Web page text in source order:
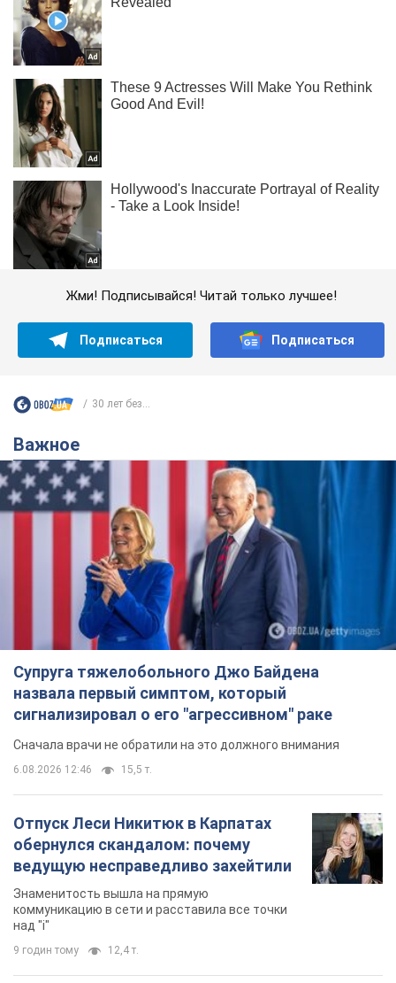
Жми! Подписывайся! Читай только лучшее!
Подписаться Подписаться
30 лет без...
Важное
Супруга тяжелобольного Джо Байдена
назвала первый симптом, который
сигнализировал о его "агрессивном" раке
Сначала врачи не обратили на это должного внимания
6.08.2026 12:46 15,5 т.
Отпуск Леси Никитюк в Карпатах
обернулся скандалом: почему
ведущую несправедливо захейтили
Знаменитость вышла на прямую
коммуникацию в сети и расставила все точки
над "i"
9 годин тому 12,4 т.